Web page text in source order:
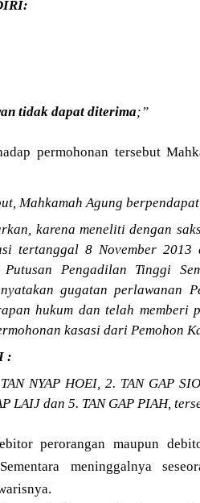
tidak dapat diterima;”
permohonan tersebut
Mahkamah Agung
karena meneliti dengan
tertanggal 8 November 2013
Pengadilan Tinggi
gugatan perlawanan
hukum dan telah memberi
kasasi dari Pemohon
:
NYAP HOEI, 2. TAN GAP
LAIJ dan 5. TAN GAP PIAH,
perorangan maupun
meninggalnya